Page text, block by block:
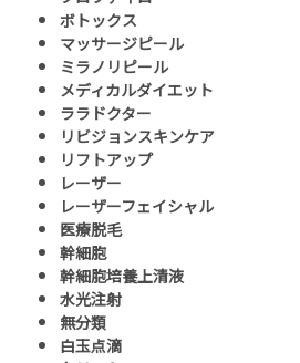
ボトックス
マッサージピール
ミラノリピール
メディカルダイエット
ララドクター
リビジョンスキンケア
リフトアップ
レーザー
レーザーフェイシャル
医療脱毛
幹細胞
幹細胞培養上清液
水光注射
無分類
白玉点滴